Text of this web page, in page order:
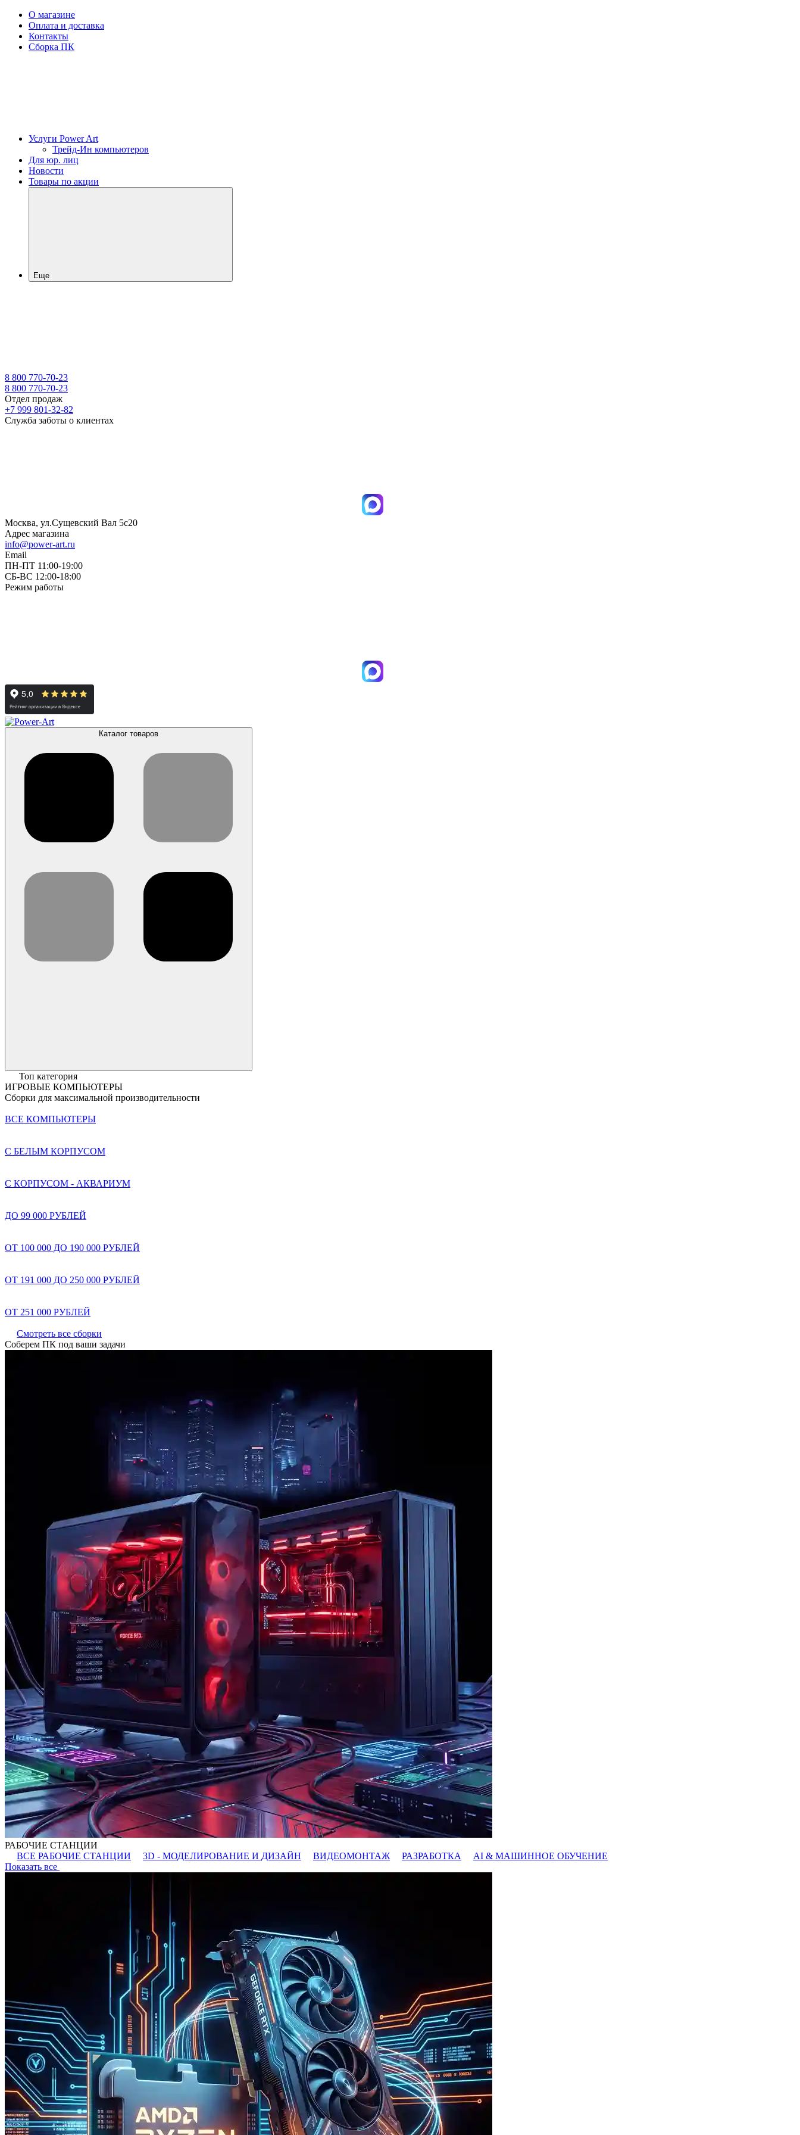
О магазине
Оплата и доставка
Контакты
Сборка ПК
Услуги Power Art
Трейд-Ин компьютеров
Для юр. лиц
Новости
Товары по акции
Еще
8 800 770-70-23
8 800 770-70-23
Отдел продаж
+7 999 801-32-82
Служба заботы о клиентах
Москва, ул.Сущевский Вал 5с20
Адрес магазина
info@power-art.ru
Email
ПН-ПТ 11:00-19:00
СБ-ВС 12:00-18:00
Режим работы
Каталог товаров
Топ категория
ИГРОВЫЕ КОМПЬЮТЕРЫ
Сборки для максимальной производительности
ВСЕ КОМПЬЮТЕРЫ
С БЕЛЫМ КОРПУСОМ
С КОРПУСОМ - АКВАРИУМ
ДО 99 000 РУБЛЕЙ
ОТ 100 000 ДО 190 000 РУБЛЕЙ
ОТ 191 000 ДО 250 000 РУБЛЕЙ
ОТ 251 000 РУБЛЕЙ
Смотреть все сборки
Соберем ПК под ваши задачи
РАБОЧИЕ СТАНЦИИ
ВСЕ РАБОЧИЕ СТАНЦИИ
3D - МОДЕЛИРОВАНИЕ И ДИЗАЙН ВИДЕОМОНТАЖ РАЗРАБОТКА
AI & МАШИННОЕ ОБУЧЕНИЕ
Показать все